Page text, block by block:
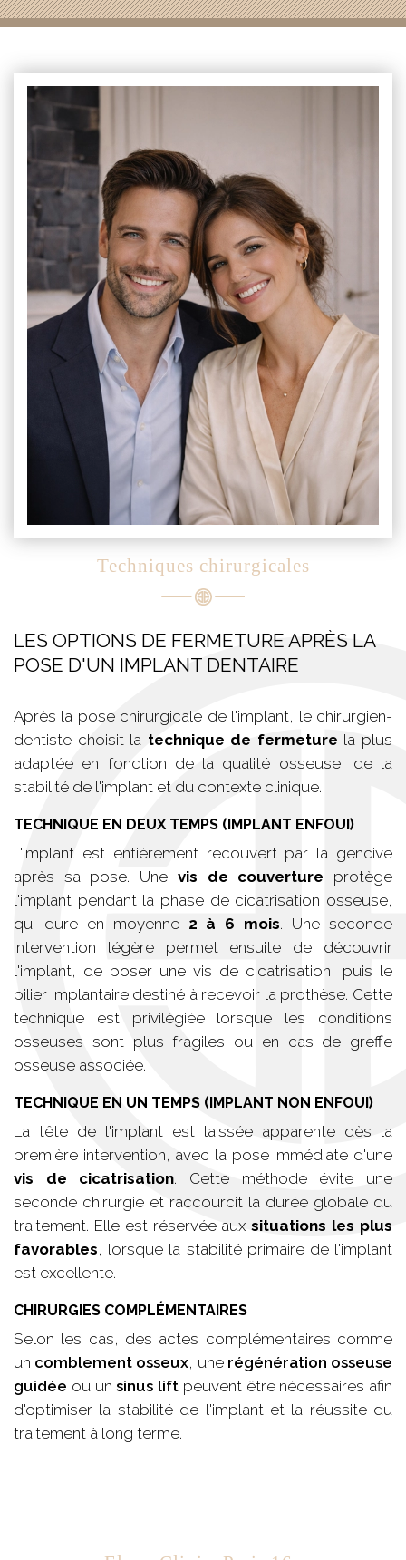
Techniques chirurgicales
LES OPTIONS DE FERMETURE APRÈS LA
POSE D'UN IMPLANT DENTAIRE
Après la pose chirurgicale de l'implant, le chirurgien-
dentiste choisit la technique de fermeture la plus
adaptée en fonction de la qualité osseuse, de la
stabilité de l'implant et du contexte clinique.
TECHNIQUE EN DEUX TEMPS (IMPLANT ENFOUI)
L'implant est entièrement recouvert par la gencive
après sa pose. Une vis de couverture protège
l'implant pendant la phase de cicatrisation osseuse,
qui dure en moyenne 2 à 6 mois. Une seconde
intervention légère permet ensuite de découvrir
l'implant, de poser une vis de cicatrisation, puis le
pilier implantaire destiné à recevoir la prothèse. Cette
technique est privilégiée lorsque les conditions
osseuses sont plus fragiles ou en cas de greffe
osseuse associée.
TECHNIQUE EN UN TEMPS (IMPLANT NON ENFOUI)
La tête de l'implant est laissée apparente dès la
première intervention, avec la pose immédiate d'une
vis de cicatrisation. Cette méthode évite une
seconde chirurgie et raccourcit la durée globale du
traitement. Elle est réservée auxsituations les plus
favorables, lorsque la stabilité primaire de l'implant
est excellente.
CHIRURGIES COMPLÉMENTAIRES
Selon les cas, des actes complémentaires comme
un comblement osseux, une régénération osseuse
guidée ou unsinus lift peuvent être nécessaires afin
d'optimiser la stabilité de l'implant et la réussite du
traitement à long terme.